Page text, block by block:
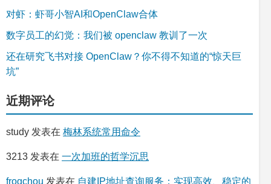
对虾：虾哥小智AI和OpenClaw合体
数字员工的幻觉：我们被 openclaw 教训了一次
还在研究飞书对接 OpenClaw？你不得不知道的“惊天巨
坑”
近期评论
study 发表在 梅林系统常用命令
3213 发表在 一次加班的哲学沉思
frogchou 发表在 自建IP地址查询服务：实现高效、稳定的